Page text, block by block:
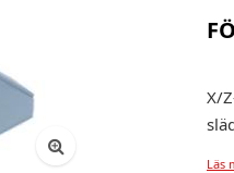
X/
Läs